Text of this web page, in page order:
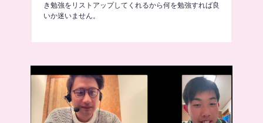
き勉強をリストアップしてくれるから何を勉強すれば良
いか迷いません。